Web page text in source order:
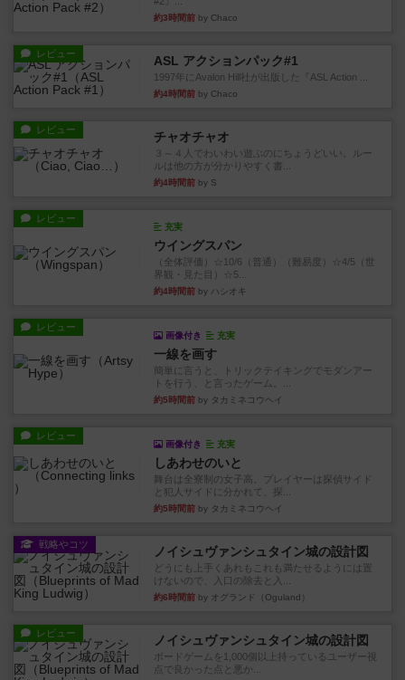
約3時間前 by Chaco
レビュー ASL アクションパック#1
1997年にAvalon Hill社が出版した『ASL Action ...
約4時間前 by Chaco
レビュー チャオチャオ
３～４人でわいわい遊ぶのにちょうどいい。ルー
ルは他の方が分かりやすく書...
約4時間前 by S
レビュー
充実
ウイングスパン
（全体評価）☆10/6（普通）（難易度）☆4/5（世
界観・見た目）☆5...
約4時間前 by ハシオキ
レビュー
画像付き 充実
一線を画す
簡単に言うと、トリックテイキングでモダンアー
トを行う、と言ったゲーム。...
約5時間前 by タカミネコウヘイ
レビュー
画像付き 充実
しあわせのいと
舞台は全寮制の女子高。プレイヤーは探偵サイド
と犯人サイドに分かれて、探...
約5時間前 by タカミネコウヘイ
戦略やコツ ノイシュヴァンシュタイン城の設計図
どうにも上手くあれもこれも満たせるようには置
けないので、入口の除去と入...
約6時間前 by オグランド（Oguland）
レビュー ノイシュヴァンシュタイン城の設計図
ボードゲームを1,000個以上持っているユーザー視
点で良かった点と悪か...